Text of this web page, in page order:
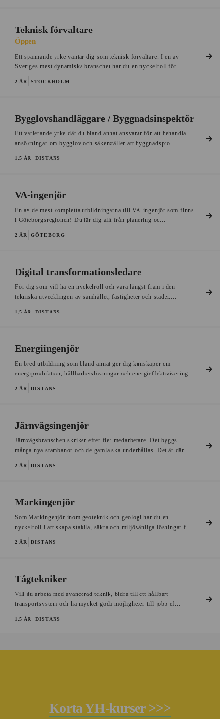
Teknisk förvaltare
Öppen
Ett spännande yrke väntar dig som teknisk förvaltare. I en av
Sveriges mest dynamiska branscher har du en nyckelroll för...
2 ÅR STOCKHOLM
Bygglovshandläggare / Byggnadsinspektör
Ett varierande yrke där du bland annat ansvarar för att behandla
ansökningar om bygglov och säkerställer att byggnadspro...
1,5 ÅR DISTANS
VA-ingenjör
En av de mest kompletta utbildningarna till VA-ingenjör som finns
i Göteborgsregionen! Du lär dig allt från planering oc...
2 ÅR GÖTEBORG
Digital transformationsledare
För dig som vill ha en nyckelroll och vara längst fram i den
tekniska utvecklingen av samhället, fastigheter och städer....
1,5 ÅR DISTANS
Energiingenjör
En bred utbildning som bland annat ger dig kunskaper om
energiproduktion, hållbarhetslösningar och energieffektivisering...
2 ÅR DISTANS
Järnvägsingenjör
Järnvägsbranschen skriker efter fler medarbetare. Det byggs
många nya stambanor och de gamla ska underhållas. Det är där...
2 ÅR DISTANS
Markingenjör
Som Markingenjör inom geoteknik och geologi har du en
nyckelroll i att skapa stabila, säkra och miljövänliga lösningar f...
2 ÅR DISTANS
Tågtekniker
Vill du arbeta med avancerad teknik, bidra till ett hållbart
transportsystem och ha mycket goda möjligheter till jobb ef...
1,5 ÅR DISTANS
Korta YH-kurser >>>